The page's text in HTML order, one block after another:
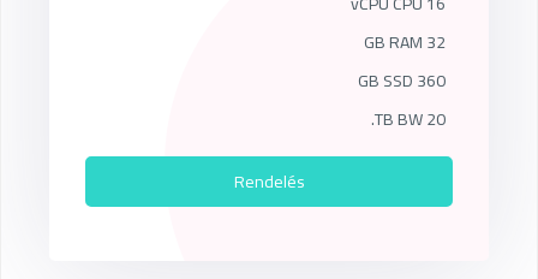
32 GB RAM
360 GB SSD
20 TB BW.
Rendelés